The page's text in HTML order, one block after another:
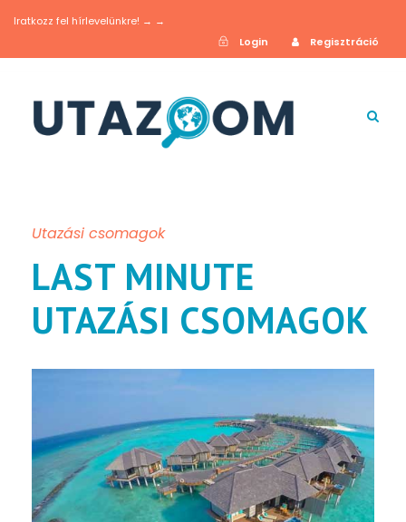
Iratkozz fel hírlevelünkre! → →
Login
Regisztráció
Utazási csomagok
LAST MINUTE
UTAZÁSI CSOMAGOK